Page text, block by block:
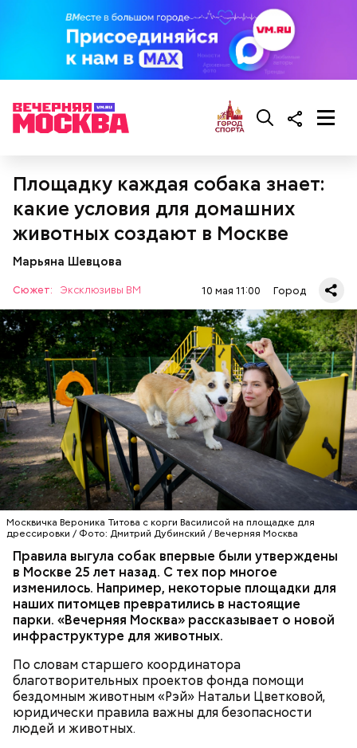
Площадку каждая собака знает:
какие условия для домашних
животных создают в Москве
Марьяна Шевцова
Сюжет: Эксклюзивы ВМ 10 мая 11:00 Город
Москвичка Вероника Титова с корги Василисой на площадке для
дрессировки / Фото: Дмитрий Дубинский / Вечерняя Москва
Правила выгула собак впервые были утверждены
в Москве 25 лет назад. С тех пор многое
изменилось. Например, некоторые площадки для
наших питомцев превратились в настоящие
парки. «Вечерняя Москва» рассказывает о новой
инфраструктуре для животных.
По словам старшего координатора
благотворительных проектов фонда помощи
бездомным животным «Рэй» Натальи Цветковой,
юридически правила важны для безопасности
людей и животных.
Новую учебную мастерскую уборочно-моечных
работ оборудовали в Московском автомобильно-
дорожном колледже имени А. А. Николаева. Здесь
студенты учатся профессионально очищать
автомобили с помощью специального
оборудования, которое не вредит деталям и
лакокрасочному покрытию. Ежегодно практику
здесь будут проходить более 600 будущих
автомехаников и мастеров-приемщиков кузовного
и слесарного цехов. В этом же колледже есть
мастерская по ремонту электромобилей. Мастер
производственного обучения Александр Дорохин
рассказал, что ее оснастили четырьмя
электромобилями «Москвич Зе».
— Закуплено новое оборудование, в частности
диагностический стенд высоковольтной батареи
электромобиля, который позволяет посмотреть
поведение батареи в разных условиях, — уточнил
Александр Дорохин.
В числе индустриальных партнеров проекта
предпрофессиональных медиаклассов —
«Газпром-медиа холдинг», «Вечерняя Москва»,
«Москва Медиа» и другие. Их представители
помогают школьникам погрузиться в разные
профессии, делятся опытом и практическими
навыками. Свои проекты ученики создают и на